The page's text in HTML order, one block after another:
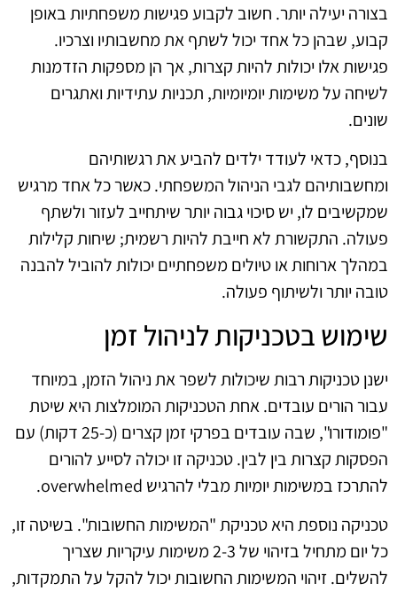
בצורה יעילה יותר. חשוב לקבוע פגישות משפחתיות באופן
קבוע, שבהן כל אחד יכול לשתף את מחשבותיו וצרכיו.
פגישות אלו יכולות להיות קצרות, אך הן מספקות הזדמנות
לשיחה על משימות יומיומיות, תכניות עתידיות ואתגרים
שונים.
בנוסף, כדאי לעודד ילדים להביע את רגשותיהם
ומחשבותיהם לגבי הניהול המשפחתי. כאשר כל אחד מרגיש
שמקשיבים לו, יש סיכוי גבוה יותר שיתחייב לעזור ולשתף
פעולה. התקשורת לא חייבת להיות רשמית; שיחות קלילות
במהלך ארוחות או טיולים משפחתיים יכולות להוביל להבנה
טובה יותר ולשיתוף פעולה.
שימוש בטכניקות לניהול זמן
ישנן טכניקות רבות שיכולות לשפר את ניהול הזמן, במיוחד
עבור הורים עובדים. אחת הטכניקות המומלצות היא שיטת
"פומודורו", שבה עובדים בפרקי זמן קצרים (כ-25 דקות) עם
הפסקות קצרות בין לבין. טכניקה זו יכולה לסייע להורים
להתרכז במשימות יומיות מבלי להרגיש overwhelmed.
טכניקה נוספת היא טכניקת "המשימות החשובות". בשיטה זו,
כל יום מתחיל בזיהוי של 2-3 משימות עיקריות שצריך
להשלים. זיהוי המשימות החשובות יכול להקל על התמקדות,